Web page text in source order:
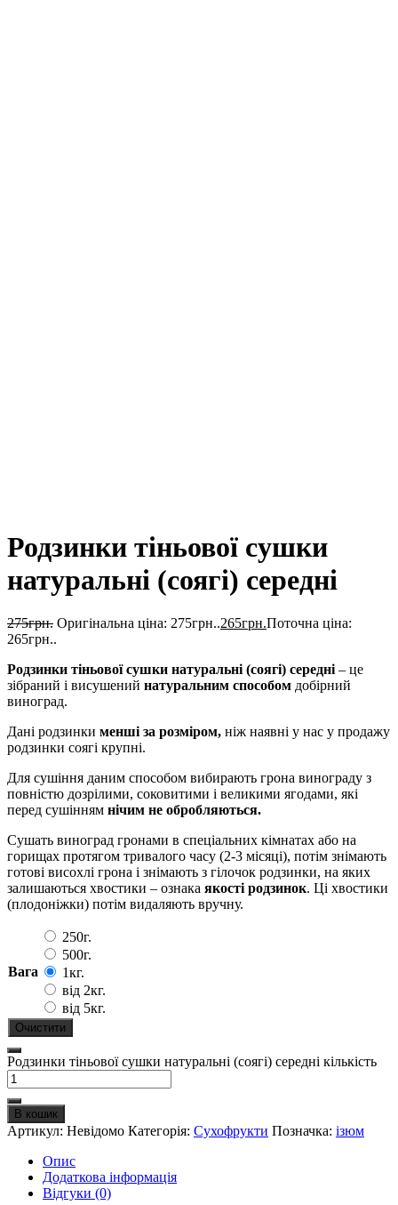
Родзинки тіньової сушки
натуральні (соягі) середні
275грн. Оригінальна ціна: 275грн..265грн.Поточна ціна:
265грн..
Родзинки тіньової сушки натуральні (соягі) середні – це
зібраний і висушений натуральним способом добірний
виноград.
Дані родзинки менші за розміром, ніж наявні у нас у продажу
родзинки соягі крупні.
Для сушіння даним способом вибирають грона винограду з
повністю дозрілими, соковитими і великими ягодами, які
перед сушінням нічим не обробляються.
Сушать виноград гронами в спеціальних кімнатах або на
горищах протягом тривалого часу (2-3 місяці), потім знімають
готові висохлі грона і знімають з гілочок родзинки, на яких
залишаються хвостики – ознака якості родзинок. Ці хвостики
(плодоніжки) потім видаляють вручну.
Вага
250г.
500г.
1кг.
від 2кг.
від 5кг.
Очистити
Родзинки тіньової сушки натуральні (соягі) середні кількість
В кошик
Артикул: Невідомо Категорія: Сухофрукти Позначка: ізюм
Опис
Додаткова інформація
Відгуки (0)